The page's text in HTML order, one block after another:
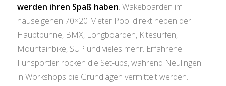
werden ihren Spaß haben. Wakeboarden im
hauseigenen 70×20 Meter Pool direkt neben der
Hauptbühne, BMX, Longboarden, Kitesurfen,
Mountainbike, SUP und vieles mehr. Erfahrene
Funsportler rocken die Set-ups, während Neulingen
in Workshops die Grundlagen vermittelt werden.